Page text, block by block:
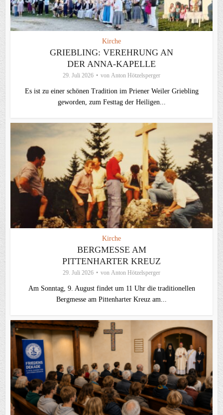
Kirche
GRIEBLING: VEREHRUNG AN
DER ANNA-KAPELLE
29. Juli 2026 von Anton Hötzelsperger
Es ist zu einer schönen Tradition im Priener Weiler Griebling
geworden, zum Festtag der Heiligen...
Kirche
BERGMESSE AM
PITTENHARTER KREUZ
29. Juli 2026 von Anton Hötzelsperger
Am Sonntag, 9. August findet um 11 Uhr die traditionellen
Bergmesse am Pittenharter Kreuz am...